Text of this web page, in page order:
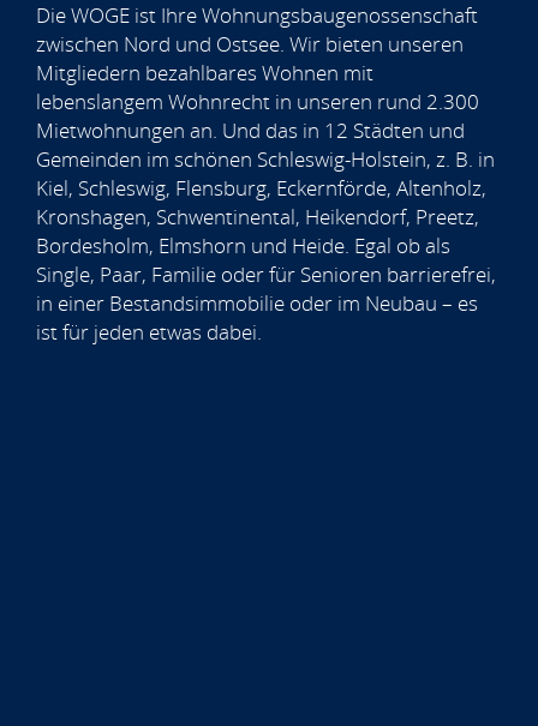
Die WOGE ist Ihre Wohnungsbaugenossenschaft
zwischen Nord und Ostsee. Wir bieten unseren
Mitgliedern bezahlbares Wohnen mit
lebenslangem Wohnrecht in unseren rund 2.300
Mietwohnungen an. Und das in 12 Städten und
Gemeinden im schönen Schleswig-Holstein, z. B. in
Kiel, Schleswig, Flensburg, Eckernförde, Altenholz,
Kronshagen, Schwentinental, Heikendorf, Preetz,
Bordesholm, Elmshorn und Heide. Egal ob als
Single, Paar, Familie oder für Senioren barrierefrei,
in einer Bestandsimmobilie oder im Neubau – es
ist für jeden etwas dabei.